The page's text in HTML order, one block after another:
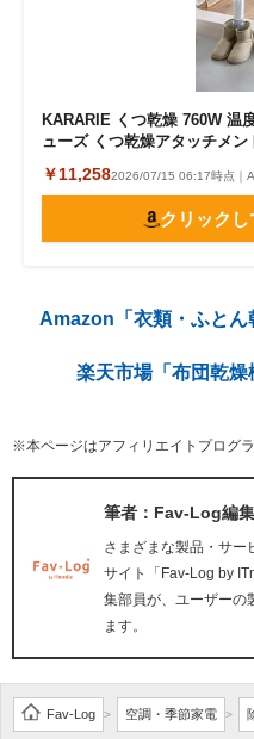
KARARIE くつ乾燥 760W 温
ューズ くつ乾燥アタッチメン
￥11,2582026/07/15 06:17時点｜
クリックし
Amazon「衣類・ふとん
楽天市場「布団乾燥
※本ページはアフィリエイトプログ
筆者：Fav-Log編
さまざまな製品・サー
サイト「Fav-Log by
集部員が、ユーザーの
ます。
Fav-Log > 空調・季節家電 >